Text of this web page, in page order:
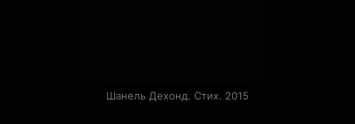
Шанель Дехонд. Стих. 2015